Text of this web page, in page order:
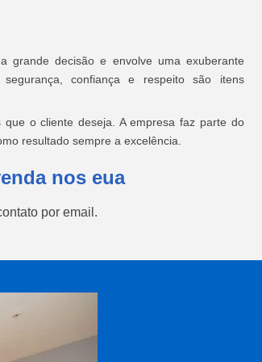
grande decisão e envolve uma exuberante
confiança e respeito são itens
o cliente deseja. A empresa faz parte do
resultado sempre a excelência.
nos eua
por email.